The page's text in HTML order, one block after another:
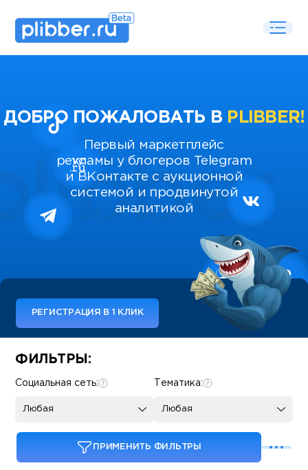
ДОБРО ПОЖАЛОВАТЬ В PLIBBER!
Первый маркетплейс
рекламы у блогеров Telegram
и ВКонтакте с аукционной
системой и продвинутой
аналитикой
РЕГИСТРАЦИЯ В 1 КЛИК
Some SEO Title
ФИЛЬТРЫ:
Тематика:
Любая
Социальная сеть:
Любая
ПРИМЕНИТЬ ФИЛЬТРЫ